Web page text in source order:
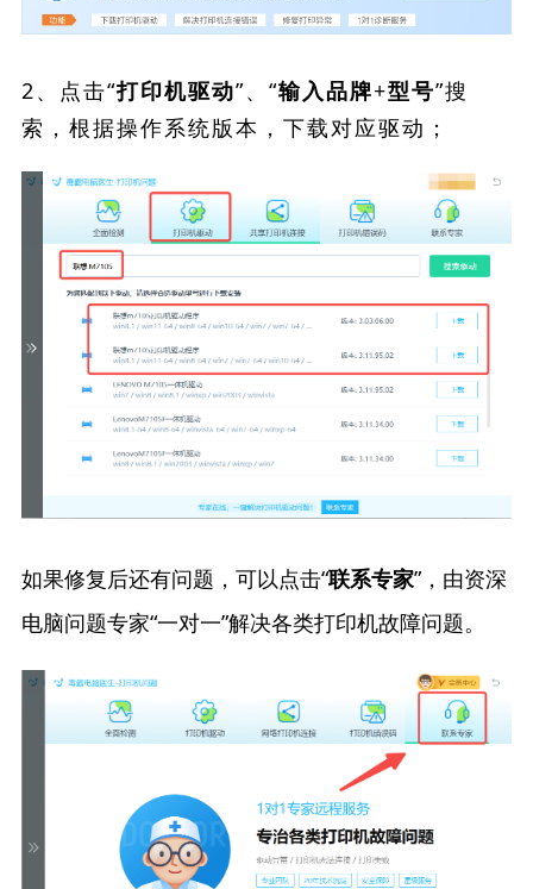
2、点击“打印机驱动”、“输入品牌+型号”搜
索，根据操作系统版本，下载对应驱动；
如果修复后还有问题，可以点击“联系专家”，由资深
电脑问题专家“一对一”解决各类打印机故障问题。